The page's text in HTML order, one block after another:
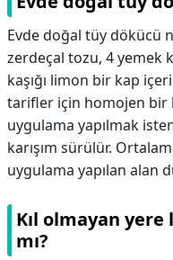
Evde doğal tüy dökücü
zerdeçal tozu, 4 yemek
kaşığı limon bir kap
tarifler için homojen bir
uygulama yapılmak
karışım sürülür.
uygulama yapılan alan
Kıl olmayan yere
mı?